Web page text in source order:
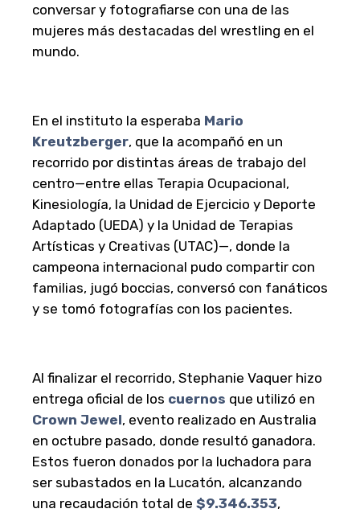
conversar y fotografiarse con una de las
mujeres más destacadas del wrestling en el
mundo.
En el instituto la esperaba Mario
Kreutzberger, que la acompañó en un
recorrido por distintas áreas de trabajo del
centro—entre ellas Terapia Ocupacional,
Kinesiología, la Unidad de Ejercicio y Deporte
Adaptado (UEDA) y la Unidad de Terapias
Artísticas y Creativas (UTAC)—, donde la
campeona internacional pudo compartir con
familias, jugó boccias, conversó con fanáticos
y se tomó fotografías con los pacientes.
Al finalizar el recorrido, Stephanie Vaquer hizo
entrega oficial de los cuernos que utilizó en
Crown Jewel, evento realizado en Australia
en octubre pasado, donde resultó ganadora.
Estos fueron donados por la luchadora para
ser subastados en la Lucatón, alcanzando
una recaudación total de $9.346.353,